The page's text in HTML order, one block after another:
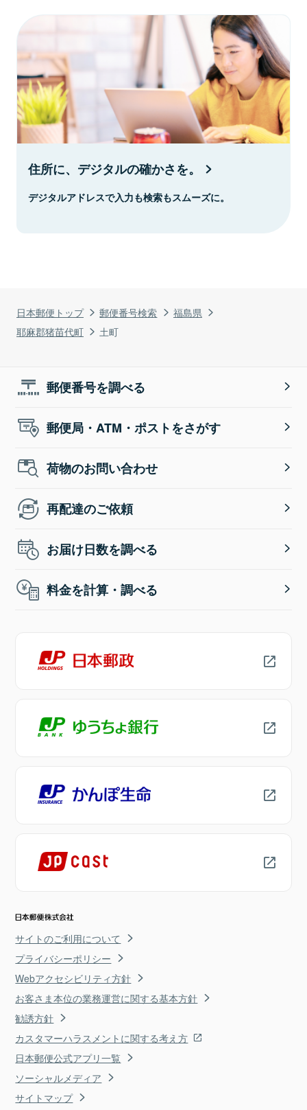
日本郵便トップ 郵便番号検索
福島県
耶麻郡猪苗代町
土町
住所に、デジタルの確かさを。
デジタルアドレスで入力も検索もスムーズに。
郵便番号を調べる
郵便局・ATM・ポストをさがす
荷物のお問い合わせ
再配達のご依頼
お届け日数を調べる
料金を計算・調べる
サイトのご利用について
プライバシーポリシー
Webアクセシビリティ方針
お客さま本位の業務運営に関する基本方針
勧誘方針
カスタマーハラスメントに関する考え方
日本郵便公式アプリ一覧
ソーシャルメディア
サイトマップ